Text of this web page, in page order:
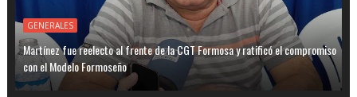
GENERALES
Martínez fue reelecto al frente de la CGT Formosa y ratificó el compromiso
con el Modelo Formoseño